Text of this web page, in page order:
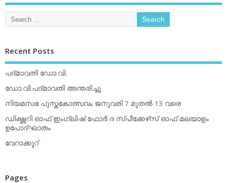
Recent Posts
പദ്മാവതി ഡോ.വി.
ഡോ.വി.പദ്മാവതി അന്തരിച്ചു
നിയമസഭ പുസ്തകോത്സവം ജനുവരി 7 മുതല്‍ 13 വരെ
ഡിക്ഷ്ണറി ഓഫ് ഇംഗ്ലിഷ് ഫോര്‍ ദ സ്പീക്കേഴ്‌സ് ഓഫ് മലയാളം
ഉപോദ്ഘാതം
വേറാക്കൂറ്
Pages